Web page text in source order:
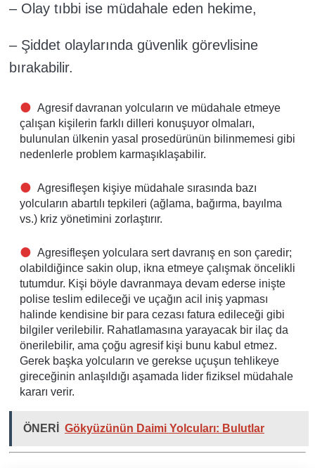
– Olay tıbbi ise müdahale eden hekime,
– Şiddet olaylarında güvenlik görevlisine
bırakabilir.
Agresif davranan yolcuların ve müdahale etmeye
çalışan kişilerin farklı dilleri konuşuyor olmaları,
bulunulan ülkenin yasal prosedürünün bilinmemesi gibi
nedenlerle problem karmaşıklaşabilir.
Agresifleşen kişiye müdahale sırasında bazı
yolcuların abartılı tepkileri (ağlama, bağırma, bayılma
vs.) kriz yönetimini zorlaştırır.
Agresifleşen yolculara sert davranış en son çaredir;
olabildiğince sakin olup, ikna etmeye çalışmak öncelikli
tutumdur. Kişi böyle davranmaya devam ederse inişte
polise teslim edileceği ve uçağın acil iniş yapması
halinde kendisine bir para cezası fatura edileceği gibi
bilgiler verilebilir. Rahatlamasına yarayacak bir ilaç da
önerilebilir, ama çoğu agresif kişi bunu kabul etmez.
Gerek başka yolcuların ve gerekse uçuşun tehlikeye
gireceğinin anlaşıldığı aşamada lider fiziksel müdahale
kararı verir.
ÖNERİ Gökyüzünün Daimi Yolcuları: Bulutlar